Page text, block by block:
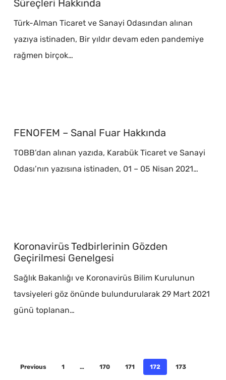
Olanakları
ve
Süreçleri
Süreçleri Hakkında
Türk-Alman Ticaret ve Sanayi Odasından alınan
yazıya istinaden, Bir yıldır devam eden pandemiye
rağmen birçok…
–
Fuar
Hakkında
FENOFEM – Sanal Fuar Hakkında
TOBB’dan alınan yazıda, Karabük Ticaret ve Sanayi
Odası’nın yazısına istinaden, 01 – 05 Nisan 2021…
Tedbirlerinin
Gözden
Geçirilmesi
Genelgesi
Koronavirüs Tedbirlerinin Gözden
Geçirilmesi Genelgesi
Sağlık Bakanlığı ve Koronavirüs Bilim Kurulunun
tavsiyeleri göz önünde bulundurularak 29 Mart 2021
günü toplanan…
Previous 1 … 170 171 172 173